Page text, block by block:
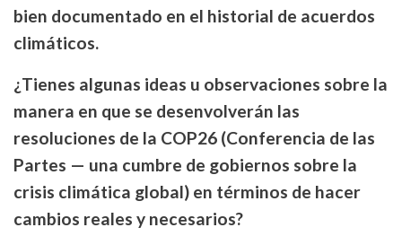
bien documentado en el historial de acuerdos
climáticos.
¿Tienes algunas ideas u observaciones sobre la
manera en que se desenvolverán las
resoluciones de la COP26 (Conferencia de las
Partes — una cumbre de gobiernos sobre la
crisis climática global) en términos de hacer
cambios reales y necesarios?